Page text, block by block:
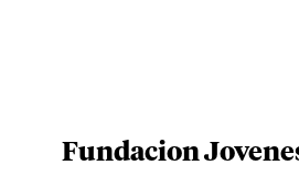
Fundacion